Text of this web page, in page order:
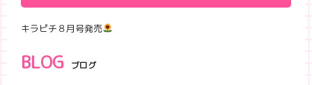
キラピチ８月号発売
BLOG ブログ